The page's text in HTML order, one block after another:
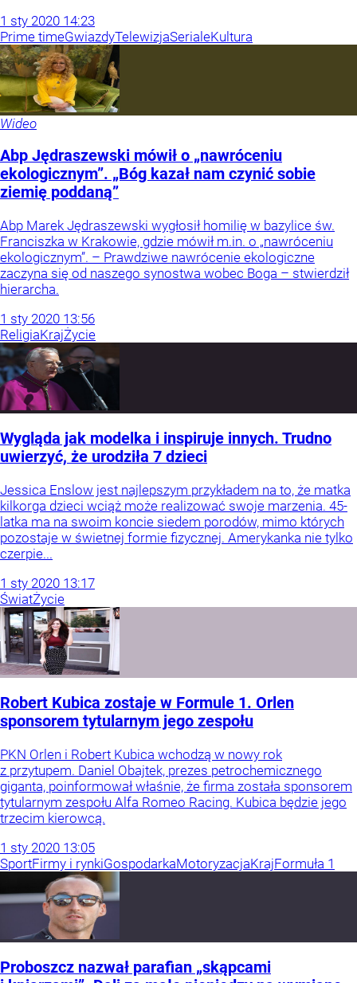
1 sty 2020 14:23
Prime timeGwiazdyTelewizjaSerialeKultura
Wideo
Abp Jędraszewski mówił o „nawróceniu
ekologicznym”. „Bóg kazał nam czynić sobie
ziemię poddaną”
Abp Marek Jędraszewski wygłosił homilię w bazylice św.
Franciszka w Krakowie, gdzie mówił m.in. o „nawróceniu
ekologicznym”. – Prawdziwe nawrócenie ekologiczne
zaczyna się od naszego synostwa wobec Boga – stwierdził
hierarcha.
1 sty 2020 13:56
ReligiaKrajŻycie
Wygląda jak modelka i inspiruje innych. Trudno
uwierzyć, że urodziła 7 dzieci
Jessica Enslow jest najlepszym przykładem na to, że matka
kilkorga dzieci wciąż może realizować swoje marzenia. 45-
latka ma na swoim koncie siedem porodów, mimo których
pozostaje w świetnej formie fizycznej. Amerykanka nie tylko
czerpie...
1 sty 2020 13:17
ŚwiatŻycie
Robert Kubica zostaje w Formule 1. Orlen
sponsorem tytularnym jego zespołu
PKN Orlen i Robert Kubica wchodzą w nowy rok
z przytupem. Daniel Obajtek, prezes petrochemicznego
giganta, poinformował właśnie, że firma została sponsorem
tytularnym zespołu Alfa Romeo Racing. Kubica będzie jego
trzecim kierowcą.
1 sty 2020 13:05
SportFirmy i rynkiGospodarkaMotoryzacjaKrajFormuła 1
Proboszcz nazwał parafian „skąpcami